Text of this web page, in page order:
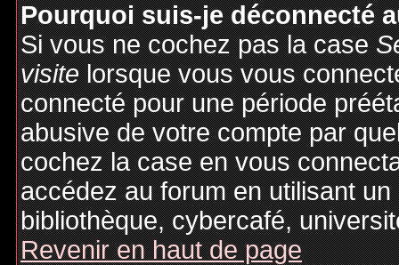
Pourquoi suis-je déconnecté
Si vous ne cochez pas la case
visitelorsque vous vous
connecté pour une période
abusive de votre compte par
cochez la case en vous
accédez au forum en utilisant
bibliothèque, cybercafé,
Revenir en haut de page